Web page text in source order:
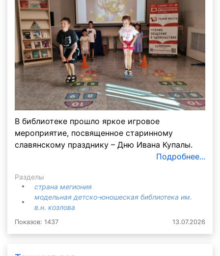
В библиотеке прошло яркое игровое
мероприятие, посвященное старинному
славянскому празднику – Дню Ивана Купалы.
Подробнее...
Разделы
страна мегиония
модельная детско-юношеская библиотека им.
в.н. козлова
Показов: 1437 13.07.2026